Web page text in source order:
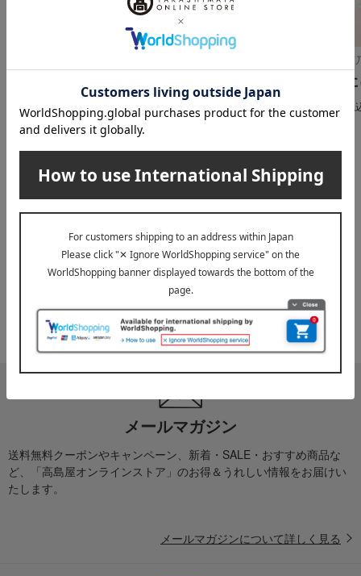
税込 3,672
煮魚料理詰合せ
税込 4,860
税
INFORMATION
お届け遅延のお知らせ
ご案内 『お届け先のご住所』ご確認のお願い
メールマガジン
送料無料クーポンやキャンペーン、新着・SALE・おすすめ商品な
ど、「高島屋オンラインストア」のお得＆うれしい情報をお届けい
たします。
メールマガジンについて詳しく見る